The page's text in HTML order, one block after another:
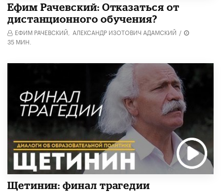
Ефим Рачевский: Отказаться от
дистанционного обучения?
ЕФИМ РАЧЕВСКИЙ, АЛЕКСАНДР ИЗОТОВИЧ АДАМСКИЙ /
35 МИН.
Щетинин: финал трагедии